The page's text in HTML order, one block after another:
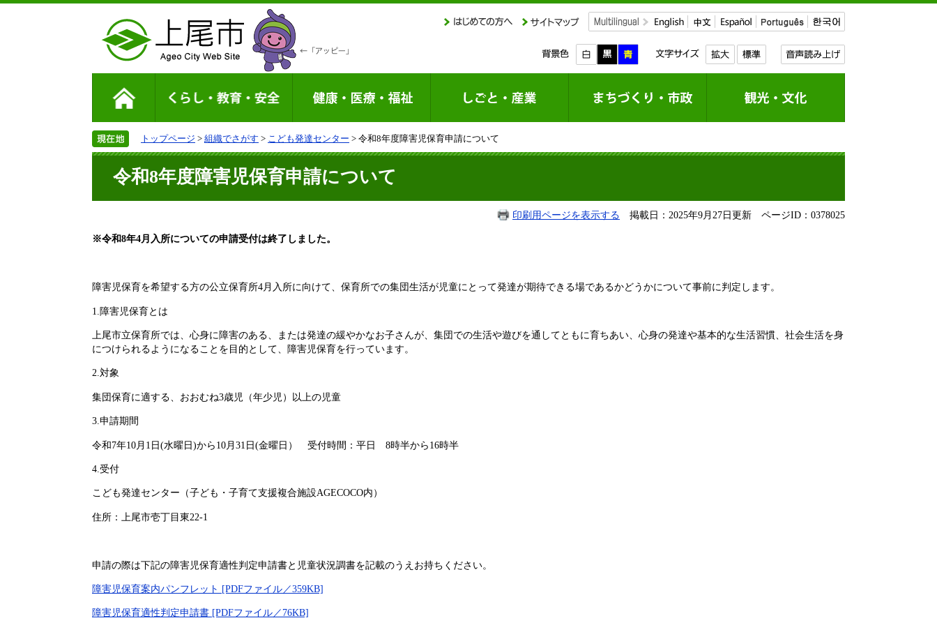
トップページ > 組織でさがす > こども発達センター > 令和8年度障害児保育申請について
令和8年度障害児保育申請について
印刷用ページを表示する 掲載日：2025年9月27日更新 ページID：0378025
※令和8年4月入所についての申請受付は終了しました。
障害児保育を希望する方の公立保育所4月入所に向けて、保育所での集団生活が児童にとって発達が期待できる場であるかどうかについて事前に判定します。
1.障害児保育とは
上尾市立保育所では、心身に障害のある、または発達の緩やかなお子さんが、集団での生活や遊びを通してともに育ちあい、心身の発達や基本的な生活習慣、社会生活を身
につけられるようになることを目的として、障害児保育を行っています。
2.対象
集団保育に適する、おおむね3歳児（年少児）以上の児童
3.申請期間
令和7年10月1日(水曜日)から10月31日(金曜日） 受付時間：平日 8時半から16時半
4.受付
こども発達センター（子ども・子育て支援複合施設AGECOCO内）
住所：上尾市壱丁目東22‐1
申請の際は下記の障害児保育適性判定申請書と児童状況調書を記載のうえお持ちください。
障害児保育案内パンフレット [PDFファイル／359KB]
障害児保育適性判定申請書 [PDFファイル／76KB]